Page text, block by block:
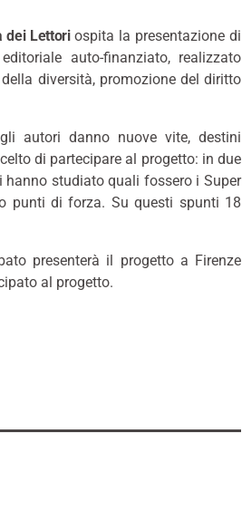
dei Lettoriospita la presentazione di
auto-finanziato, realizzato
diversità, promozione del diritto
autori danno nuove vite, destini
di partecipare al progetto: in due
hanno studiato quali fossero i Super
punti di forza. Su questi spunti 18
presenterà il progetto a Firenze
al progetto.